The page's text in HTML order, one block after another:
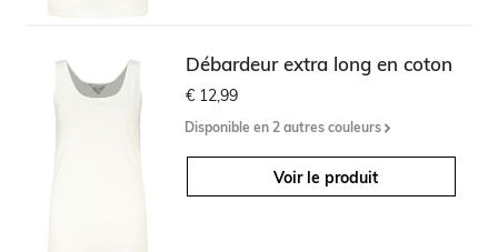
Débardeur extra long en coton
€ 12,99
Disponible en 2 autres couleurs
Voir le produit